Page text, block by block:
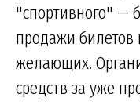
"спортивного" —
продажи билетов
желающих.
средств за уже